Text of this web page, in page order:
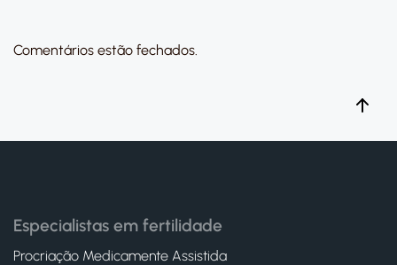
Comentários estão fechados.
Especialistas em fertilidade
Procriação Medicamente Assistida